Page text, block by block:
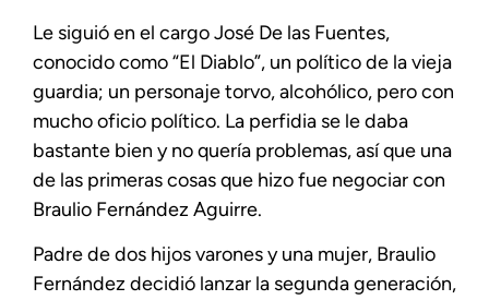
Le siguió en el cargo José De las Fuentes,
conocido como “El Diablo”, un político de la vieja
guardia; un personaje torvo, alcohólico, pero con
mucho oficio político. La perfidia se le daba
bastante bien y no quería problemas, así que una
de las primeras cosas que hizo fue negociar con
Braulio Fernández Aguirre.
Padre de dos hijos varones y una mujer, Braulio
Fernández decidió lanzar la segunda generación,